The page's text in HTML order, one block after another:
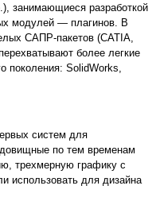
занимающиеся разработкой
модулей — плагинов. В
САПР-пакетов (CATIA,
более легкие
поколения: SolidWorks,
систем для
по тем временам
трехмерную графику с
использовать для дизайна